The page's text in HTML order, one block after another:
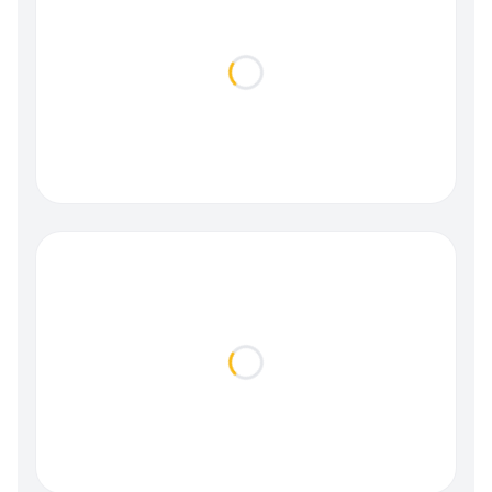
Loading...
Loading...